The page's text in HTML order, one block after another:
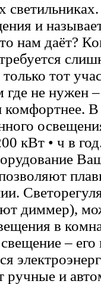
и
нам даёт?
тот
где не нужен
В
кВт • ч в
диммер),
в
–
и